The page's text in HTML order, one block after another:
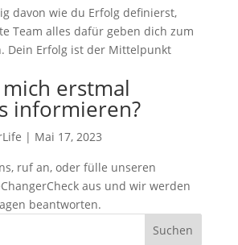
davon wie du Erfolg definierst,
Team alles dafür geben dich zum
Dein Erfolg ist der Mittelpunkt
erstmal
informieren?
| Mai 17, 2023
ruf an, oder fülle unseren
aus und wir werden
beantworten.
Suchen